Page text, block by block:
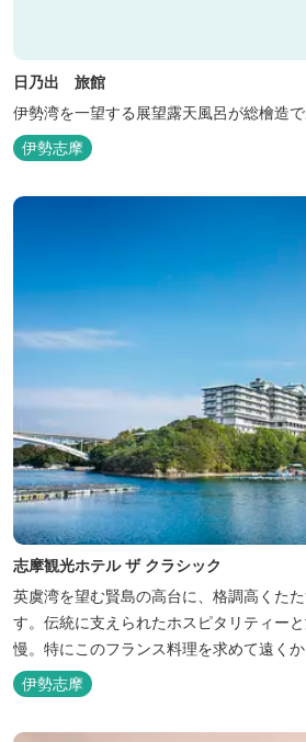
日乃出 旅館
伊勢湾を一望する展望露天風呂が総檜造で
伊勢志摩
志摩観光ホテル ザ クラシック
英虞湾を望む賢島の高台に、格調高くた
す。伝統に支えられたホスピタリティー
慢。特にこのフランス料理を求めて遠く
ど。洗練されたサービスに、寛ぎと至福の
さい。 ※2016年6月7日リニューアルオー
伊勢志摩